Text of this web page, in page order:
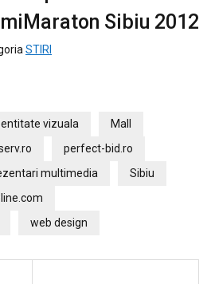
Sibiu 2012
STIRI
vizuala
Mall
perfect-bid.ro
multimedia
Sibiu
web design